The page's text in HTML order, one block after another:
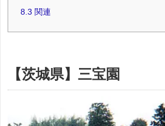
8.3 関連
【茨城県】三宝園